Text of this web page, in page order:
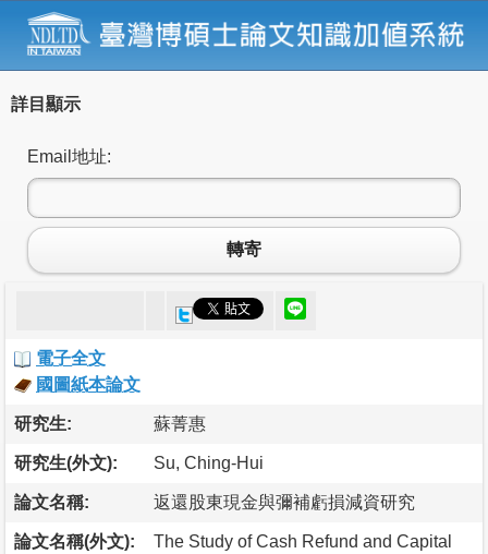
詳目顯示
Email地址:
轉寄
電子全文
國圖紙本論文
研究生: 蘇菁惠
研究生(外文): Su, Ching-Hui
論文名稱: 返還股東現金與彌補虧損減資研究
論文名稱(外文):
The Study of Cash Refund and Capital